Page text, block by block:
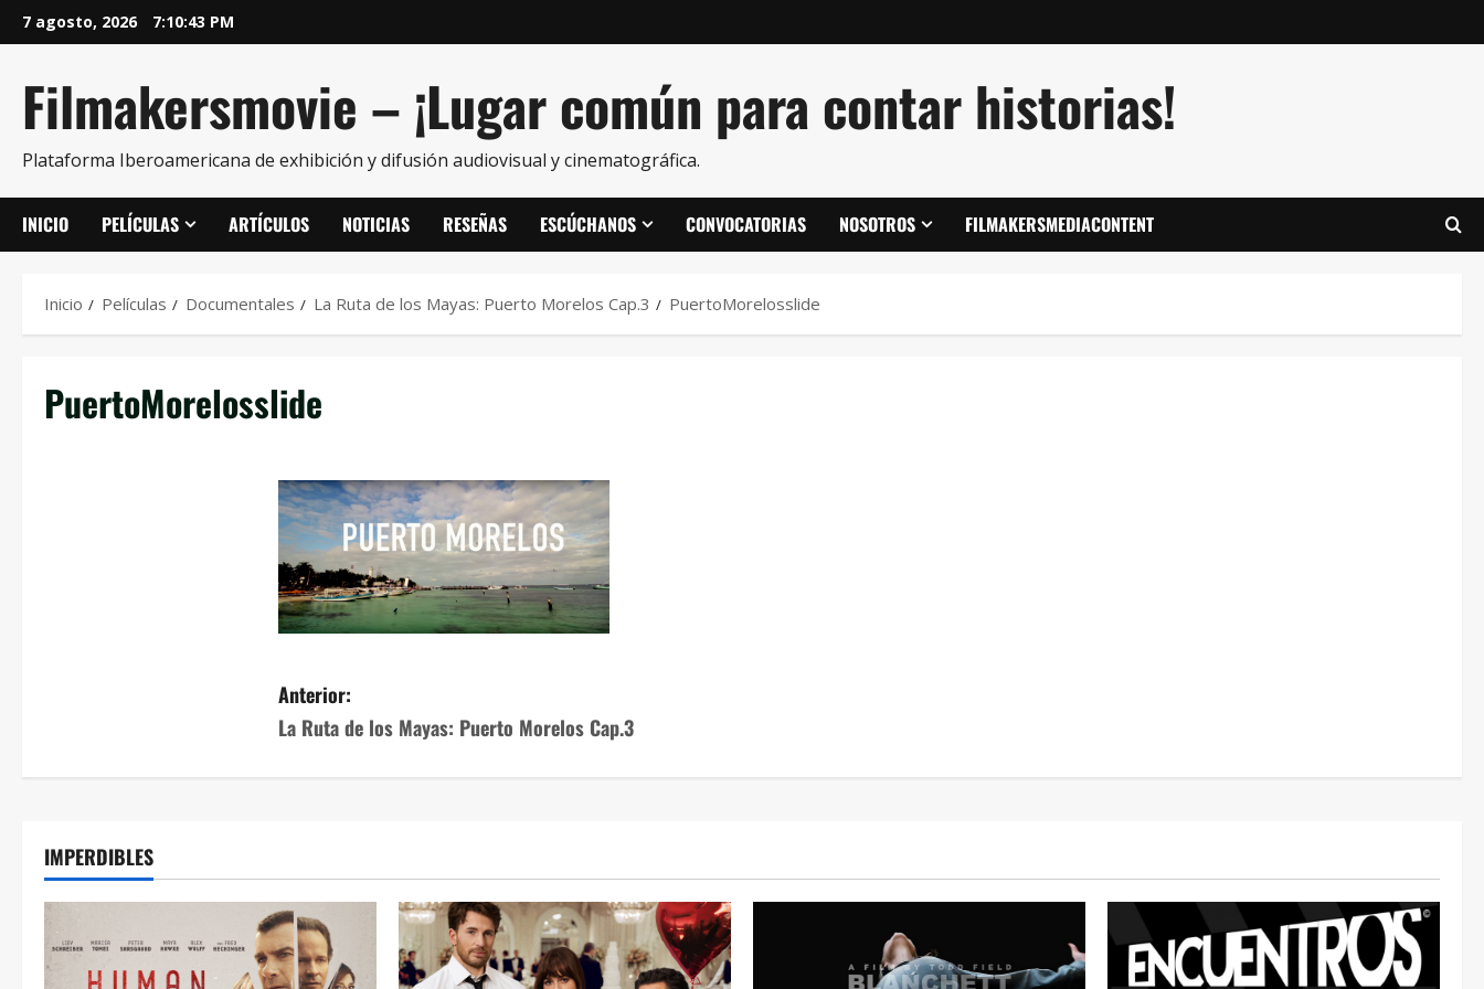
7 agosto, 2026 7:10:43 PM
Filmakersmovie – ¡Lugar común para contar historias!
Plataforma Iberoamericana de exhibición y difusión audiovisual y cinematográfica.
INICIO PELÍCULAS ARTÍCULOS NOTICIAS RESEÑAS ESCÚCHANOS CONVOCATORIAS NOSOTROS FILMAKERSMEDIACONTENT
Inicio Películas Documentales La Ruta de los Mayas: Puerto Morelos Cap.3 PuertoMorelosslide
PuertoMorelosslide
Anterior:
La Ruta de los Mayas: Puerto Morelos Cap.3
IMPERDIBLES